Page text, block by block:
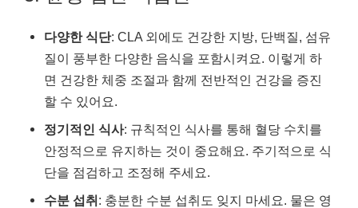
다양한 식단: CLA 외에도 건강한 지방, 단백질, 섬유
질이 풍부한 다양한 음식을 포함시켜요. 이렇게 하
면 건강한 체중 조절과 함께 전반적인 건강을 증진
할 수 있어요.
정기적인 식사: 규칙적인 식사를 통해 혈당 수치를
안정적으로 유지하는 것이 중요해요. 주기적으로 식
단을 점검하고 조정해 주세요.
수분 섭취: 충분한 수분 섭취도 잊지 마세요. 물은 영